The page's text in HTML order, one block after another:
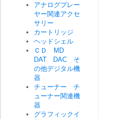
アナログプレー
ヤー関連アクセ
サリー
カートリッジ
ヘッドシェル
ＣＤ MD
DAT DAC そ
の他デジタル機
器
チューナー チ
ューナー関連機
器
グラフィックイ